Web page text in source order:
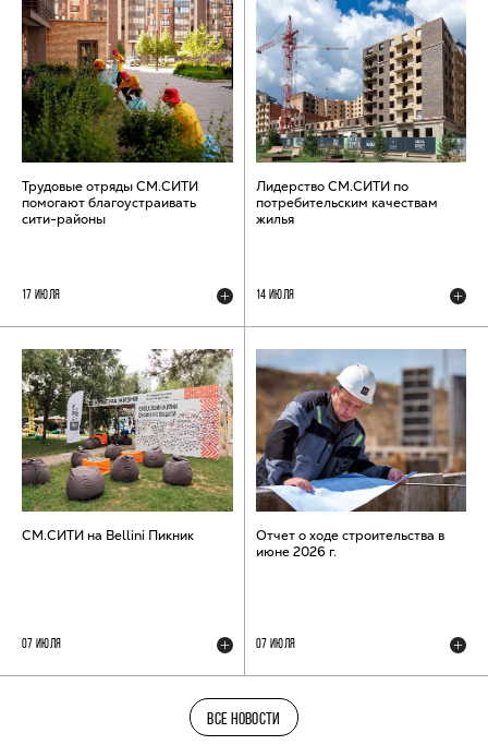
Трудовые отряды СМ.СИТИ
помогают благоустраивать
сити-районы
17 ИЮЛЯ
Лидерство СМ.СИТИ по
потребительским качествам
жилья
14 ИЮЛЯ
СМ.СИТИ на Bellini Пикник
07 ИЮЛЯ
Отчет о ходе строительства в
июне 2026 г.
07 ИЮЛЯ
ВСЕ НОВОСТИ